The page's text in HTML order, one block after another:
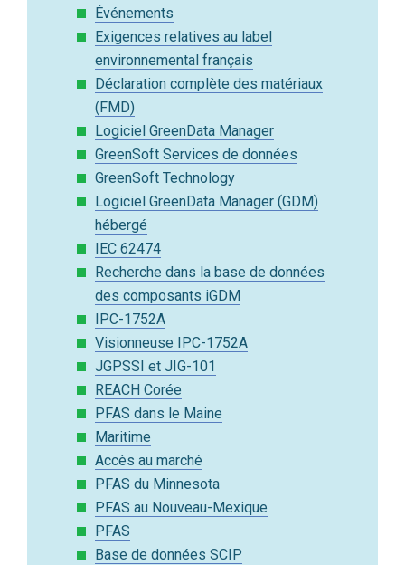
Événements
Exigences relatives au label
environnemental français
Déclaration complète des matériaux
(FMD)
Logiciel GreenData Manager
GreenSoft Services de données
GreenSoft Technology
Logiciel GreenData Manager (GDM)
hébergé
IEC 62474
Recherche dans la base de données
des composants iGDM
IPC-1752A
Visionneuse IPC-1752A
JGPSSI et JIG-101
REACH Corée
PFAS dans le Maine
Maritime
Accès au marché
PFAS du Minnesota
PFAS au Nouveau-Mexique
PFAS
Base de données SCIP